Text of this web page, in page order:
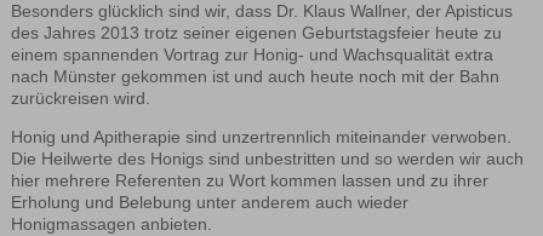
Besonders glücklich sind wir, dass Dr. Klaus Wallner, der Apisticus
des Jahres 2013 trotz seiner eigenen Geburtstagsfeier heute zu
einem spannenden Vortrag zur Honig- und Wachsqualität extra
nach Münster gekommen ist und auch heute noch mit der Bahn
zurückreisen wird.
Honig und Apitherapie sind unzertrennlich miteinander verwoben.
Die Heilwerte des Honigs sind unbestritten und so werden wir auch
hier mehrere Referenten zu Wort kommen lassen und zu ihrer
Erholung und Belebung unter anderem auch wieder
Honigmassagen anbieten.